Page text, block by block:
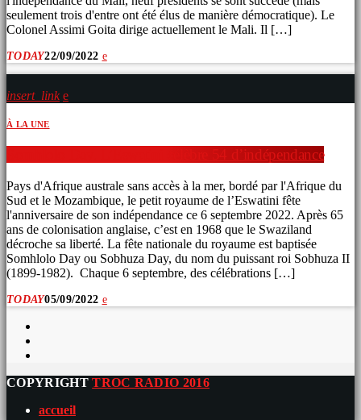
seulement trois d'entre ont été élus de manière démocratique). Le
Colonel Assimi Goita dirige actuellement le Mali. Il […]
TODAY22/09/2022
insert_link
À LA UNE
Somhlolo Day. L’Eswatini célèbre 54 d’indépendance
Pays d'Afrique australe sans accès à la mer, bordé par l'Afrique du
Sud et le Mozambique, le petit royaume de l’Eswatini fête
l'anniversaire de son indépendance ce 6 septembre 2022. Après 65
ans de colonisation anglaise, c’est en 1968 que le Swaziland
décroche sa liberté. La fête nationale du royaume est baptisée
Somhlolo Day ou Sobhuza Day, du nom du puissant roi Sobhuza II
(1899-1982). Chaque 6 septembre, des célébrations […]
TODAY05/09/2022
COPYRIGHTTROC RADIO 2016
accueil